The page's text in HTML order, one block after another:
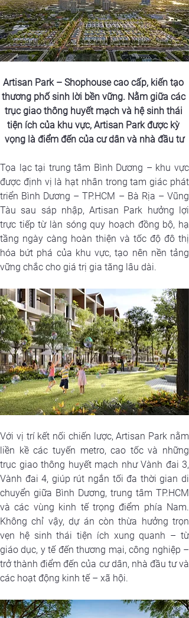
Artisan Park – Shophouse cao cấp, kiến tạo
thương phố sinh lời bền vững. Nằm giữa các
trục giao thông huyết mạch và hệ sinh thái
tiện ích của khu vực, Artisan Park được kỳ
vọng là điểm đến của cư dân và nhà đầu tư
Tọa lạc tại trung tâm Bình Dương – khu vực
được định vị là hạt nhân trong tam giác phát
triển Bình Dương – TP.HCM – Bà Rịa – Vũng
Tàu sau sáp nhập, Artisan Park hưởng lợi
trực tiếp từ làn sóng quy hoạch đồng bộ, hạ
tầng ngày càng hoàn thiện và tốc độ đô thị
hóa bứt phá của khu vực, tạo nên nền tảng
vững chắc cho giá trị gia tăng lâu dài.
Với vị trí kết nối chiến lược, Artisan Park nằm
liền kề các tuyến metro, cao tốc và những
trục giao thông huyết mạch như Vành đai 3,
Vành đai 4, giúp rút ngắn tối đa thời gian di
chuyển giữa Bình Dương, trung tâm TP.HCM
và các vùng kinh tế trọng điểm phía Nam.
Không chỉ vậy, dự án còn thừa hưởng trọn
vẹn hệ sinh thái tiện ích xung quanh – từ
giáo dục, y tế đến thương mại, công nghiệp –
trở thành điểm đến của cư dân, nhà đầu tư và
các hoạt động kinh tế – xã hội.